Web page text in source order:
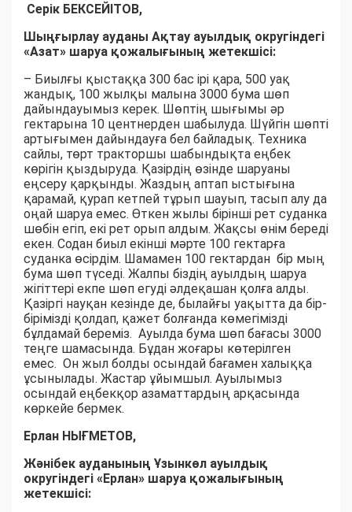
Серік БЕКСЕЙІТОВ,
Шыңғырлау ауданы Ақтау ауылдық округіндегі
«Азат» шаруа қожалығының жетекшісі:
– Биылғы қыстаққа 300 бас ірі қара, 500 уақ
жандық, 100 жылқы малына 3000 бума шөп
дайындауымыз керек. Шөптің шығымы әр
гектарына 10 центнерден шабылуда. Шүйгін шөпті
артығымен дайындауға бел байладық. Техника
сайлы, төрт тракторшы шабындықта еңбек
көрігін қыздыруда. Қазірдің өзінде шаруаны
еңсеру қарқынды. Жаздың аптап ыстығына
қарамай, қурап кетпей тұрып шауып, тасып алу да
оңай шаруа емес. Өткен жылы бірінші рет суданка
шөбін егіп, екі рет орып алдым. Жақсы өнім береді
екен. Содан биыл екінші мәрте 100 гектарға
суданка өсірдім. Шамамен 100 гектардан бір мың
бума шөп түседі. Жалпы біздің ауылдың шаруа
жігіттері екпе шөп егуді әлдеқашан қолға алды.
Қазіргі науқан кезінде де, былайғы уақытта да бір-
бірімізді қолдап, қажет болғанда көмегімізді
бұлдамай береміз. Ауылда бума шөп бағасы 3000
теңге шамасында. Бұдан жоғары көтерілген
емес. Он жыл болды осындай бағамен халыққа
ұсынылады. Жастар ұйымшыл. Ауылымыз
осындай еңбекқор азаматтардың арқасында
көркейе бермек.
Ерлан НЫҒМЕТОВ,
Жәнібек ауданының Ұзынкөл ауылдық
округіндегі «Ерлан» шаруа қожалығының
жетекшісі: